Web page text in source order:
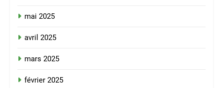
mai 2025
avril 2025
mars 2025
février 2025